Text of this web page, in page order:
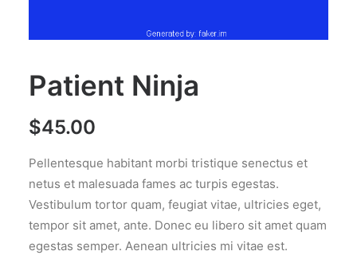
Patient Ninja
$45.00
Pellentesque habitant morbi tristique senectus et
netus et malesuada fames ac turpis egestas.
Vestibulum tortor quam, feugiat vitae, ultricies eget,
tempor sit amet, ante. Donec eu libero sit amet quam
egestas semper. Aenean ultricies mi vitae est.